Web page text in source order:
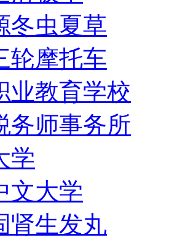
冬虫夏草
轮摩托车
业教育学校
务师事务所
学
文大学
肾生发丸